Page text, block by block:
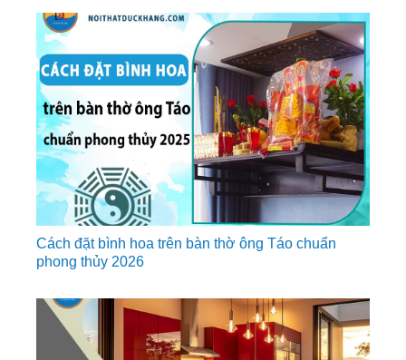
Cách đặt bình hoa trên bàn thờ ông Táo chuẩn
phong thủy 2026